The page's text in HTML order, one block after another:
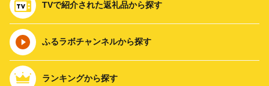
TVで紹介された返礼品から探す
ふるラボチャンネルから探す
ランキングから探す